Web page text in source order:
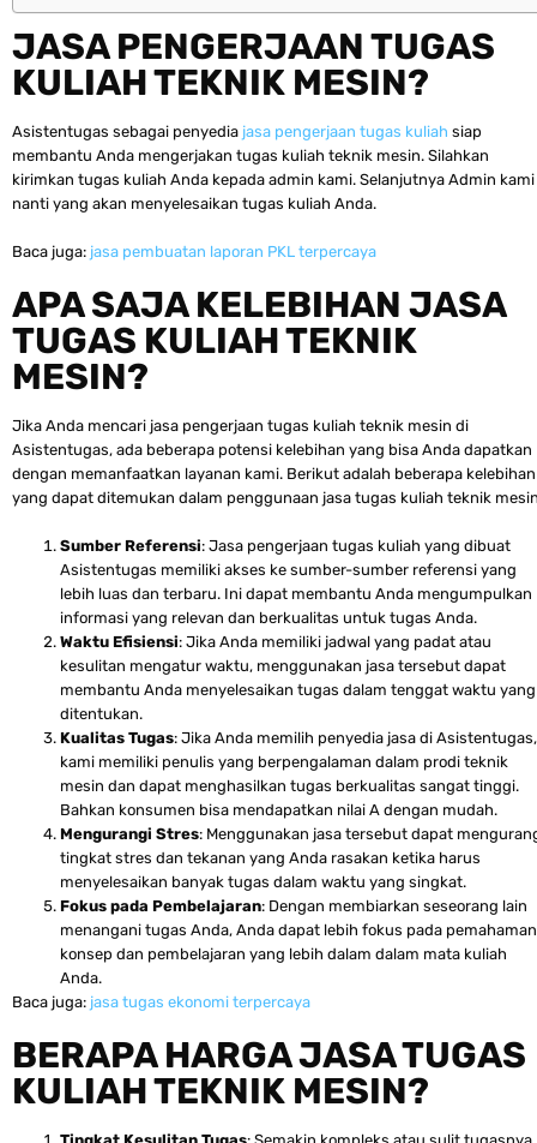
JASA PENGERJAAN TUGAS
KULIAH TEKNIK MESIN?
Asistentugas sebagai penyedia jasa pengerjaan tugas kuliah siap
membantu Anda mengerjakan tugas kuliah teknik mesin. Silahkan
kirimkan tugas kuliah Anda kepada admin kami. Selanjutnya Admin kami
nanti yang akan menyelesaikan tugas kuliah Anda.
Baca juga: jasa pembuatan laporan PKL terpercaya
APA SAJA KELEBIHAN JASA
TUGAS KULIAH TEKNIK
MESIN?
Jika Anda mencari jasa pengerjaan tugas kuliah teknik mesin di
Asistentugas, ada beberapa potensi kelebihan yang bisa Anda dapatkan
dengan memanfaatkan layanan kami. Berikut adalah beberapa kelebihan
yang dapat ditemukan dalam penggunaan jasa tugas kuliah teknik
Sumber Referensi: Jasa pengerjaan tugas kuliah yang dibuat
Asistentugas memiliki akses ke sumber-sumber referensi yang
lebih luas dan terbaru. Ini dapat membantu Anda mengumpulkan
informasi yang relevan dan berkualitas untuk tugas Anda.
Waktu Efisiensi: Jika Anda memiliki jadwal yang padat atau
kesulitan mengatur waktu, menggunakan jasa tersebut dapat
membantu Anda menyelesaikan tugas dalam tenggat waktu yang
ditentukan.
Kualitas Tugas: Jika Anda memilih penyedia jasa di Asistentugas,
kami memiliki penulis yang berpengalaman dalam prodi teknik
mesin dan dapat menghasilkan tugas berkualitas sangat tinggi.
Bahkan konsumen bisa mendapatkan nilai A dengan mudah.
Mengurangi Stres: Menggunakan jasa tersebut dapat
tingkat stres dan tekanan yang Anda rasakan ketika harus
menyelesaikan banyak tugas dalam waktu yang singkat.
Fokus pada Pembelajaran: Dengan membiarkan seseorang lain
menangani tugas Anda, Anda dapat lebih fokus pada pemahaman
konsep dan pembelajaran yang lebih dalam dalam mata kuliah
Anda.
Baca juga: jasa tugas ekonomi terpercaya
BERAPA HARGA JASA TUGAS
KULIAH TEKNIK MESIN?